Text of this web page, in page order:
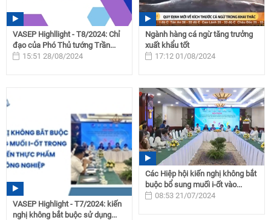
VASEP Highllight - T8/2024: Chỉ
đạo của Phó Thủ tướng Trần...
15:51 28/08/2024
Ngành hàng cá ngừ tăng trưởng
xuất khẩu tốt
17:12 01/08/2024
VASEP Highlight - T7/2024: kiến
nghị không bắt buộc sử dụng...
Các Hiệp hội kiến nghị không bắt
buộc bổ sung muối i-ốt vào...
08:53 21/07/2024